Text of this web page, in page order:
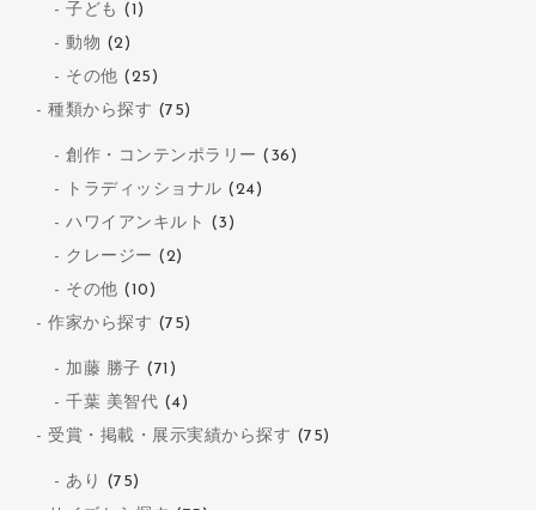
子ども (1)
動物 (2)
その他 (25)
種類から探す (75)
創作・コンテンポラリー (36)
トラディッショナル (24)
ハワイアンキルト (3)
クレージー (2)
その他 (10)
作家から探す (75)
加藤 勝子 (71)
千葉 美智代 (4)
受賞・掲載・展示実績から探す (75)
あり (75)